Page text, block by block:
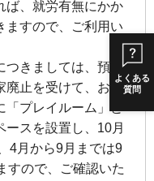
よくある
質問
ば、就労有無にかか
ますので、ご利用い
きましては、預か
廃止を受けて、お近
プレイルーム」と
ースを設置し、10月
4月から9月までは9
すので、ご確認いた